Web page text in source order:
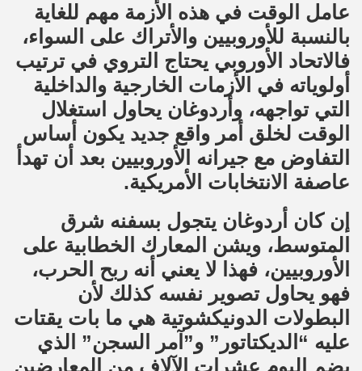
عامل الوقت في هذه الأزمة مهم للغاية
بالنسبة للأوروبيين والأتراك على السواء،
فالاتحاد الأوروبي يحتاج التروي في ترتيب
أولوياته في الأزمات الخارجية والداخلية
التي تواجهه، وأردوغان يحاول استغلال
الوقت لخلق أمر واقع جديد يكون أساس
التفاوض مع جيرانه الأوروبيين بعد أن تهدأ
عاصفة الانتخابات الأمريكية.
إن كان أردوغان يتجول بسفنه شرق
المتوسط، ويشن المعارك الخطابية على
الأوروبيين، فهذا لا يعني أنه ربح الحرب،
فهو يحاول تصوير نفسه كذلك لأن
البطولات الدونيكشوتية هي ما بات يقتات
عليه “الديكتاتور” و”آمر السجن” الذي
يضم اليوم عشرات الآلاف من المعارضين